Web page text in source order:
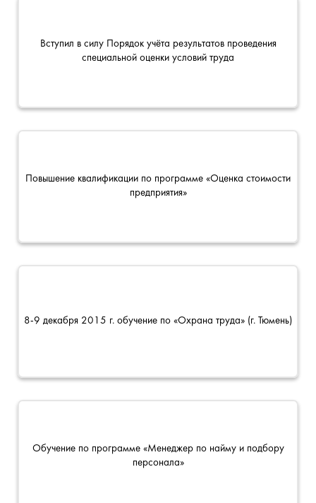
Вступил в силу Порядок учёта результатов проведения
специальной оценки условий труда
Повышение квалификации по программе «Оценка стоимости
предприятия»
8-9 декабря 2015 г. обучение по «Охрана труда» (г. Тюмень)
Обучение по программе «Менеджер по найму и подбору
персонала»